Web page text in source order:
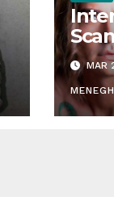
De
più.
MAR